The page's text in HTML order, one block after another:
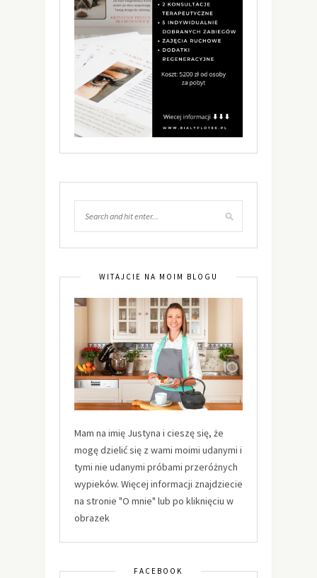
WITAJCIE NA MOIM BLOGU
Mam na imię Justyna i cieszę się, że
mogę dzielić się z wami moimi udanymi i
tymi nie udanymi próbami przeróżnych
wypieków. Więcej informacji znajdziecie
na stronie "O mnie" lub po kliknięciu w
obrazek
FACEBOOK